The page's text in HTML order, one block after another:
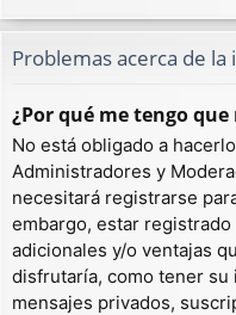
Problemas acerca de
¿Por qué me tengo
No está obligado a
Administradores y
necesitará registrarse
embargo, estar
adicionales y/o ventajas
disfrutaría, como tener su
mensajes privados,